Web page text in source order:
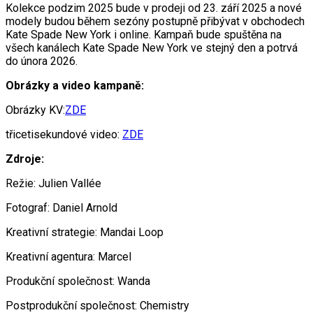
Kolekce podzim 2025 bude v prodeji od 23. září 2025 a nové
modely budou během sezóny postupně přibývat v obchodech
Kate Spade New York i online. Kampaň bude spuštěna na
všech kanálech Kate Spade New York ve stejný den a potrvá
do února 2026.
Obrázky a video kampaně:
Obrázky KV:ZDE
třicetisekundové video: ZDE
Zdroje:
Režie: Julien Vallée
Fotograf: Daniel Arnold
Kreativní strategie: Mandai Loop
Kreativní agentura: Marcel
Produkční společnost: Wanda
Postprodukční společnost: Chemistry